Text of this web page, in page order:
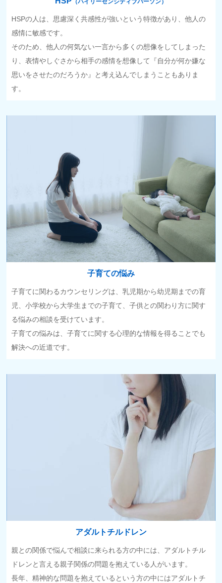
（ハイリーセンシティブパーソン）
HSPの人は、思慮深く共感性が強いという特徴があり、他人の
感情に敏感です。
そのため、他人の何気ない一言から多くの想像をしてしまった
り、表情やしぐさから相手の感情を想像して『自分が何か嫌な
思いをさせたのだろうか』と考え込んでしまうこともありま
す。
子育ての悩み
子育てに関わるカウンセリングは、乳児期から幼児期までの育
児、小学校から大学生までの子育て、子供との関わり方に関す
る悩みの相談を受けています。
子育ての悩みは、子育てに関する心理的な情報を得ることでも
解決への近道です。
アダルトチルドレン
親との関係で悩んで相談に来られる方の中には、アダルトチル
ドレンと言える親子関係の問題を抱えている人がいます。
長年、精神的な問題を抱えているという方の中にはアダルトチ